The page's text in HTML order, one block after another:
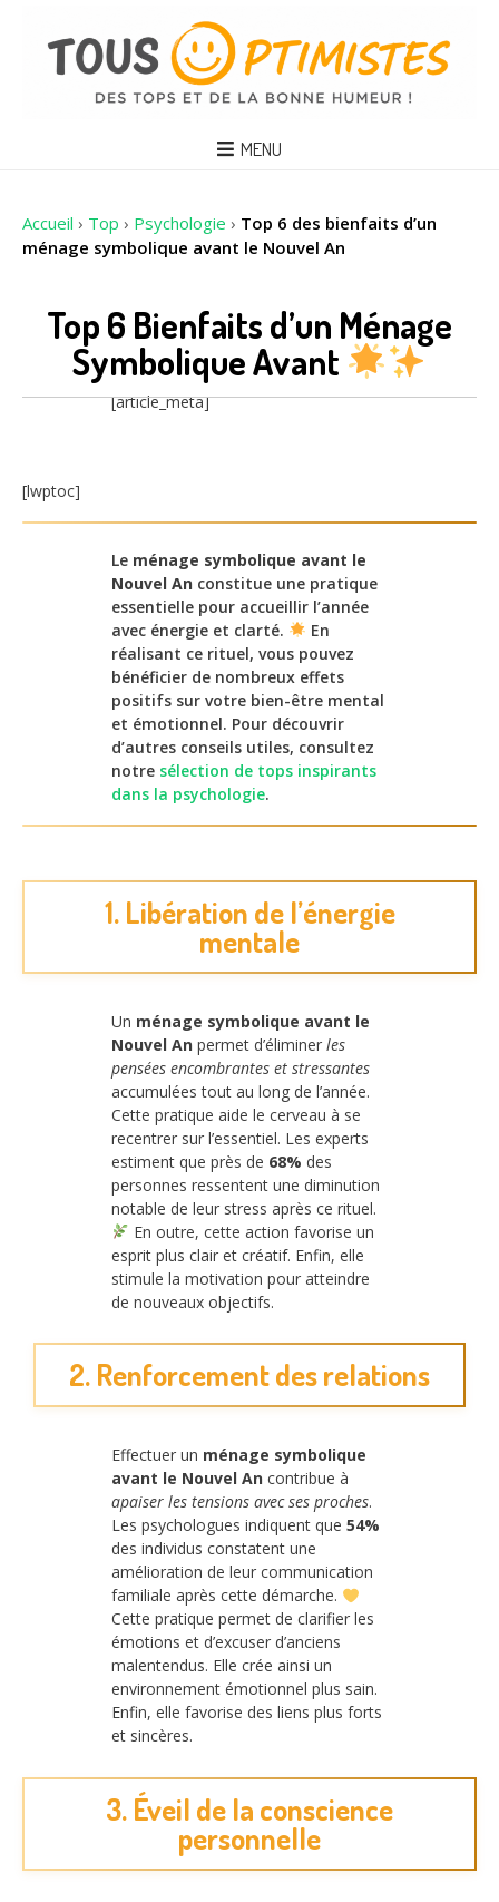
MENU
Accueil › Top › Psychologie › Top 6 des bienfaits d’un
ménage symbolique avant le Nouvel An
Top 6 Bienfaits d’un Ménage
Symbolique Avant
[article_meta]
[lwptoc]
Le ménage symbolique avant le
Nouvel An constitue une pratique
essentielle pour accueillir l’année
avec énergie et clarté.
En
réalisant ce rituel, vous pouvez
bénéficier de nombreux effets
positifs sur votre bien-être mental
et émotionnel. Pour découvrir
d’autres conseils utiles, consultez
notre sélection de tops inspirants
dans la psychologie.
1. Libération de l’énergie
mentale
Un ménage symbolique avant le
Nouvel An permet d’éliminer les
pensées encombrantes et stressantes
accumulées tout au long de l’année.
Cette pratique aide le cerveau à se
recentrer sur l’essentiel. Les experts
estiment que près de 68% des
personnes ressentent une diminution
notable de leur stress après ce rituel.
En outre, cette action favorise un
esprit plus clair et créatif. Enfin, elle
stimule la motivation pour atteindre
de nouveaux objectifs.
2. Renforcement des relations
Effectuer un ménage symbolique
avant le Nouvel An contribue à
apaiser les tensions avec ses proches.
Les psychologues indiquent que 54%
des individus constatent une
amélioration de leur communication
familiale après cette démarche.
Cette pratique permet de clarifier les
émotions et d’excuser d’anciens
malentendus. Elle crée ainsi un
environnement émotionnel plus sain.
Enfin, elle favorise des liens plus forts
et sincères.
3. Éveil de la conscience
personnelle